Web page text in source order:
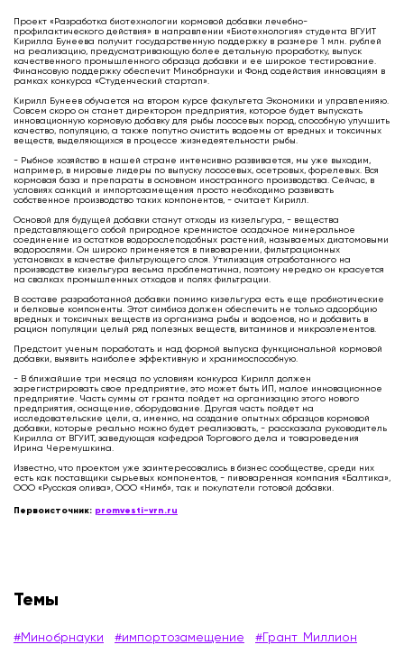
Проект «Разработка биотехнологии кормовой добавки лечебно-
профилактического действия» в направлении «Биотехнология» студента ВГУИТ
Кирилла Бунеева получит государственную поддержку в размере 1 млн. рублей
на реализацию, предусматривающую более детальную проработку, выпуск
качественного промышленного образца добавки и ее широкое тестирование.
Финансовую поддержку обеспечит Минобрнауки и Фонд содействия инновациям в
рамках конкурса «Студенческий стартап».
Кирилл Бунеев обучается на втором курсе факультета Экономики и управленияю.
Совсем скоро он станет директором предприятия, которое будет выпускать
инновационную кормовую добавку для рыбы лососевых пород, способную улучшить
качество, популяцию, а также попутно очистить водоемы от вредных и токсичных
веществ, выделяющихся в процессе жизнедеятельности рыбы.
- Рыбное хозяйство в нашей стране интенсивно развивается, мы уже выходим,
например, в мировые лидеры по выпуску лососевых, осетровых, форелевых. Вся
кормовая база и препараты в основном иностранного производства. Сейчас, в
условиях санкций и импортозамещения просто необходимо развивать
собственное производство таких компонентов, - считает Кирилл.
Основой для будущей добавки станут отходы из кизельгура, - вещества
представляющего собой природное кремнистое осадочное минеральное
соединение из остатков водорослеподобных растений, называемых диатомовыми
водорослями. Он широко применяется в пивоварении, фильтрационных
установках в качестве фильтрующего слоя. Утилизация отработанного на
производстве кизельгура весьма проблематична, поэтому нередко он красуется
на свалках промышленных отходов и полях фильтрации.
В составе разработанной добавки помимо кизельгура есть еще пробиотические
и белковые компоненты. Этот симбиоз должен обеспечить не только адсорбцию
вредных и токсичных веществ из организма рыбы и водоемов, но и добавить в
рацион популяции целый ряд полезных веществ, витаминов и микроэлементов.
Предстоит ученым поработать и над формой выпуска функциональной кормовой
добавки, выявить наиболее эффективную и хранимоспособную.
- В ближайшие три месяца по условиям конкурса Кирилл должен
зарегистрировать свое предприятие, это может быть ИП, малое инновационное
предприятие. Часть суммы от гранта пойдет на организацию этого нового
предприятия, оснащение, оборудование. Другая часть пойдет на
исследовательские цели, а, именно, на создание опытных образцов кормовой
добавки, которые реально можно будет реализовать, - рассказала руководитель
Кирилла от ВГУИТ, заведующая кафедрой Торгового дела и товароведения
Ирина Черемушкина.
Известно, что проектом уже заинтересовались в бизнес сообществе, среди них
есть как поставщики сырьевых компонентов, - пивоваренная компания «Балтика»,
ООО «Русская олива», ООО «Нимб», так и покупатели готовой добавки.
Первоисточник: promvesti-vrn.ru
Темы
#Минобрнауки #импортозамещение
#Грант_Миллион